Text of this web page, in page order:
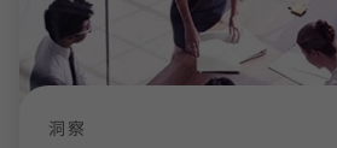
洞察